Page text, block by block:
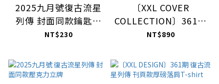
2025九月號復古流星
列傳 封面同款鑰匙圈
（含隱藏版）
NT$230
〔XXL COVER
COLLECTION〕361期
復古流星列傳 封面款
NT$890